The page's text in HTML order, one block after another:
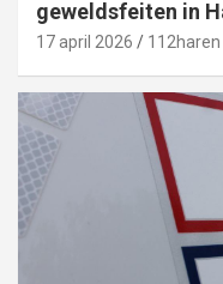
geweldsfeiten in
17 april 2026 112haren